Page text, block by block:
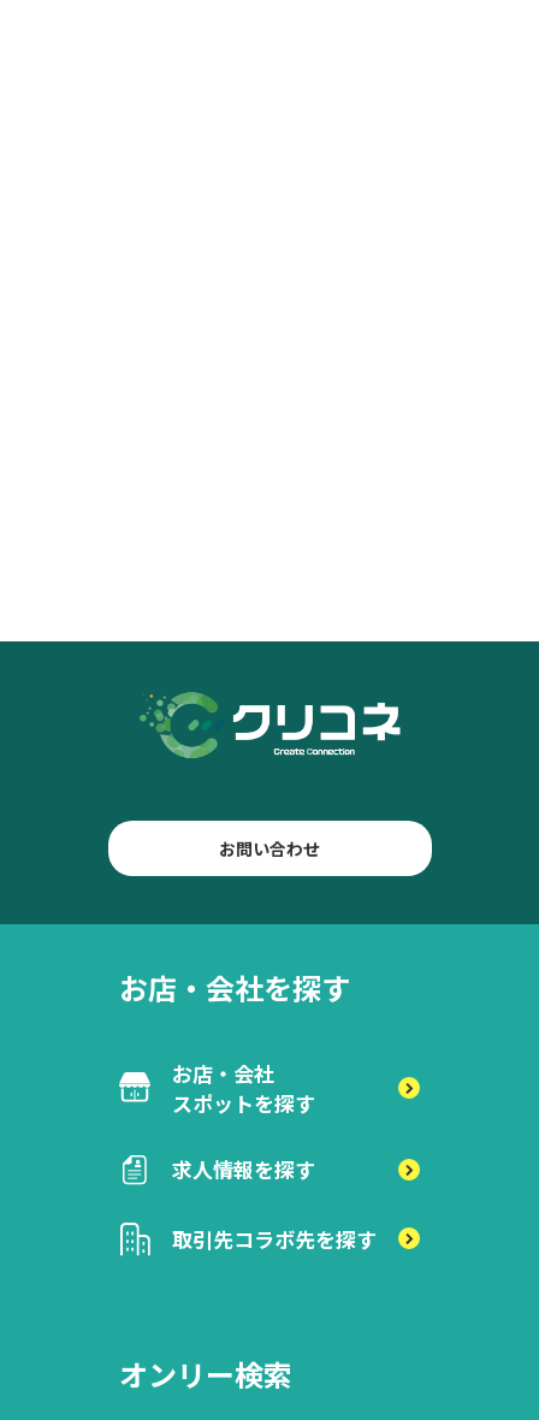
お問い合わせ
お店・会社を探す
お店・会社
スポットを探す
求人情報を探す
取引先コラボ先を探す
オンリー検索